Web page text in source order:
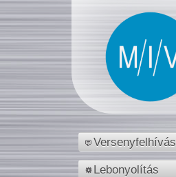
Versenyfelhívás
Lebonyolítás